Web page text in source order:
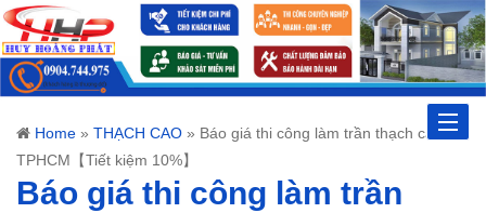
Toggle
Home » THẠCH CAO » Báo giá thi công làm trần thạch cao tại
TPHCM【Tiết kiệm 10%】
Báo giá thi công làm trần